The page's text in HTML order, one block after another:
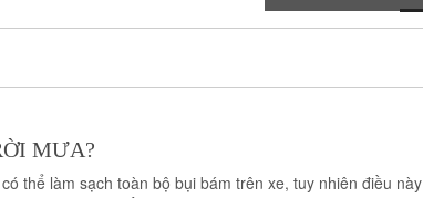
MƯA?
thể làm sạch toàn bộ bụi bám trên xe, tuy nhiên điều này